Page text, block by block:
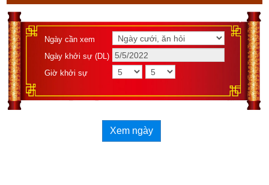
Ngày cần xem
Ngày khởi sự (DL)
Giờ khởi sự
Xem ngày